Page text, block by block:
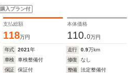
購入プラン付
支払総額
118万円
本体価格
110.0万円
年式 2021年 走行 0.9万km
車検
車検整備付 修復
なし
保証
保証付 整備
法定整備付